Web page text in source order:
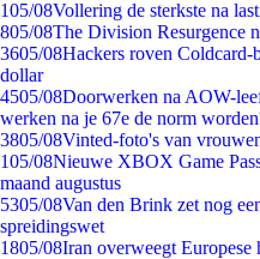
105/08Vollering de sterkste na
805/08The Division Resurgence
3605/08Hackers roven
dollar
4505/08Doorwerken na AOW-
werken na je 67e de norm
3805/08Vinted-foto's van
105/08Nieuwe XBOX Game
maand augustus
5305/08Van den Brink zet nog
spreidingswet
1805/08Iran overweegt